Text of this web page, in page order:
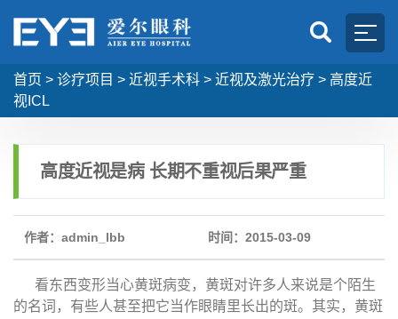
首页 > 诊疗项目 > 近视手术科 > 近视及激光治疗 > 高度近
视ICL
高度近视是病 长期不重视后果严重
作者：admin_lbb 时间：2015-03-09
看东西变形当心黄斑病变，黄斑对许多人来说是个陌生
的名词，有些人甚至把它当作眼睛里长出的斑。其实，黄斑